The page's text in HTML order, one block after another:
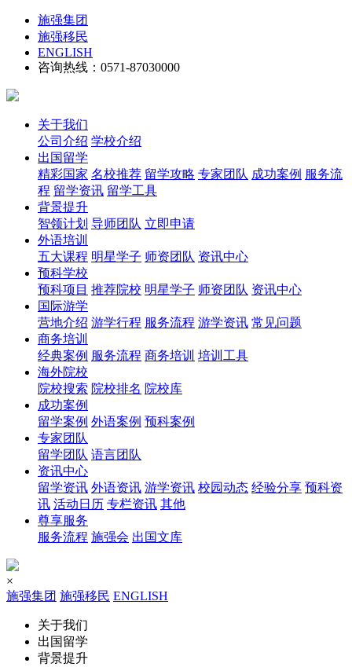
施强集团
施强移民
ENGLISH
咨询热线：0571-87030000
关于我们
公司介绍 学校介绍
出国留学
精彩国家 名校推荐 留学攻略 专家团队 成功案例 服务流
程 留学资讯 留学工具
背景提升
智领计划 导师团队 立即申请
外语培训
五大课程 明星学子 师资团队 资讯中心
预科学校
预科项目 推荐院校 明星学子 师资团队 资讯中心
国际游学
营地介绍 游学行程 服务流程 游学资讯 常见问题
商务培训
经典案例 服务流程 商务培训 培训工具
海外院校
院校搜索 院校排名 院校库
成功案例
留学案例 外语案例 预科案例
专家团队
留学团队 语言团队
资讯中心
留学资讯 外语资讯 游学资讯 校园动态 经验分享 预科资
讯 活动日历 专栏资讯 其他
尊享服务
服务流程 施强会 出国文库
×
施强集团 施强移民 ENGLISH
关于我们
出国留学
背景提升